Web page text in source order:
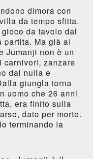
dimora con
da tempo sfitta.
da tavolo dal
partita. Ma già al
Jumanji non è un
carnivori, zanzare
dal nulla e
giungla torna
uomo che 26 anni
era finito sulla
dato per morto.
terminando la